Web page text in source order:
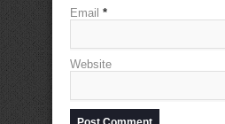
Email *
Website